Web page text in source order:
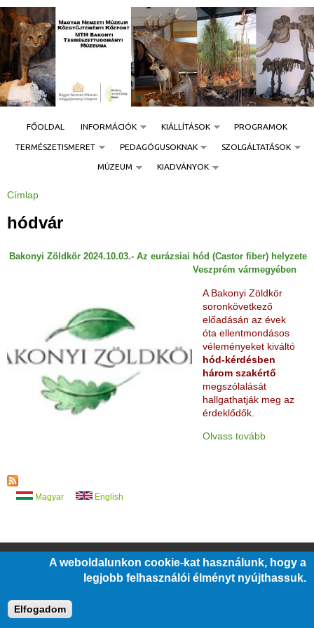
Jump to navigation
FŐOLDAL INFORMÁCIÓK KIÁLLÍTÁSOK PROGRAMOK
TERMÉSZETISMERET PEDAGÓGUSOKNAK SZOLGÁLTATÁSOK
MÚZEUM KIADVÁNYOK
J
l
e
e
g
Címlap
hódvár
Bakonyi Zöldkör 2024.10.03.- Az eurázsiai hód (Castor fiber) helyzete
Veszprém vármegyében
A Bakonyi Zöldkör
soronkövetkező
előadásán az évek
óta ellentmondásos
véleményeket kiváltó
hód-kérdésben
három szakértő
megszólalását
hallgathatják meg az
érdeklődők.
Olvass tovább
Magyar English
ÁLLÁSOK/ÜVEGZSEB /KÖZÉRDEKŰ ADATOK/
/ PÁLYÁZATOK/ JOGI NYILATKOZATOK/
A weboldalunkon cookie-kat használunk, hogy a
legjobb felhasználói élményt nyújthassuk.
Elfogadom